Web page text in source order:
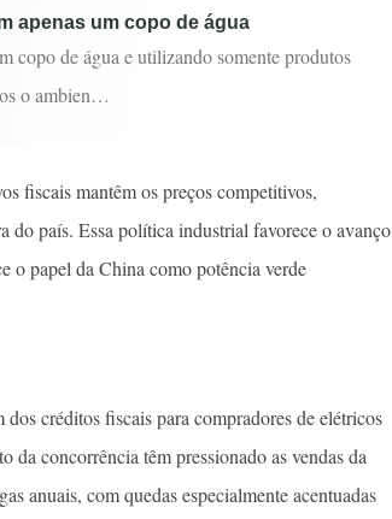
apenas um copo de água
copo de água e utilizando somente produtos
o ambien…
fiscais mantêm os preços competitivos,
do país. Essa política industrial favorece o avanço
o papel da China como potência verde
créditos fiscais para compradores de elétricos
concorrência têm pressionado as vendas da
anuais, com quedas especialmente acentuadas